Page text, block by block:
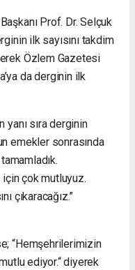
Prof. Dr. Selçuk
ilk sayısını takdim
Özlem Gazetesi
da derginin ilk
yanı sıra derginin
emekler sonrasında
için çok mutluyuz.
çıkaracağız.”
“Hemşehrilerimizin
ediyor.“ diyerek